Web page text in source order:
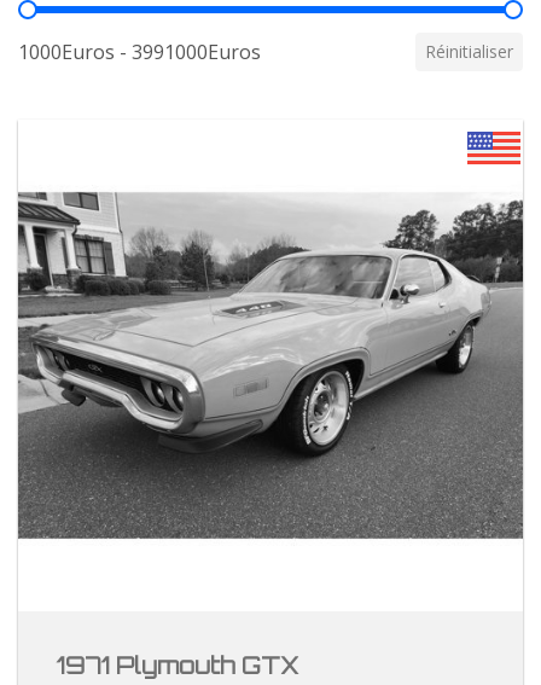
Prix
1000Euros - 3991000Euros Réinitialiser
1971 Plymouth GTX